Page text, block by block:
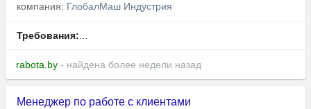
компания: ГлобалМаш Индустрия
Требования:...
rabota.by - найдена более недели назад
Менеджер по работе с клиентами